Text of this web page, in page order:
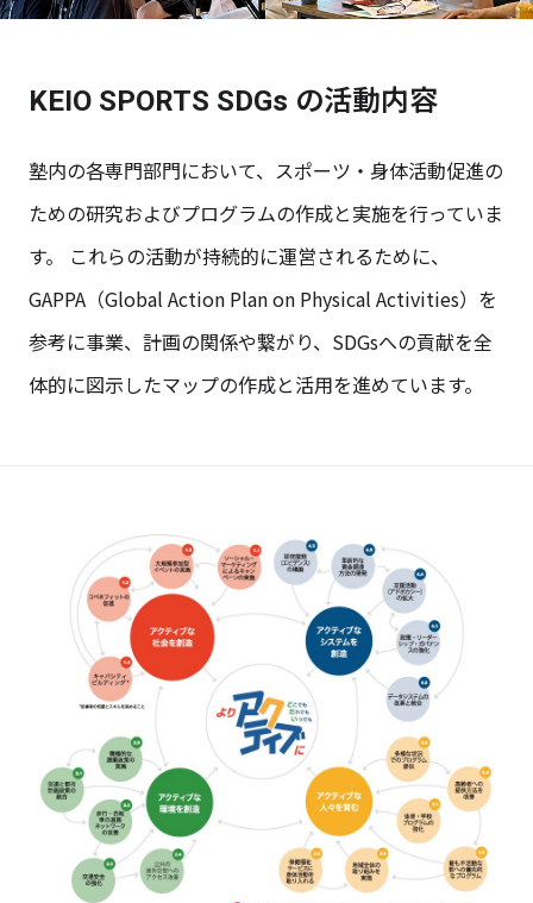
KEIO SPORTS SDGs の活動内容
塾内の各専門部門において、スポーツ・身体活動促進の
ための研究およびプログラムの作成と実施を行っていま
す。 これらの活動が持続的に運営されるために、
GAPPA（Global Action Plan on Physical Activities）を
参考に事業、計画の関係や繋がり、SDGsへの貢献を全
体的に図示したマップの作成と活用を進めています。